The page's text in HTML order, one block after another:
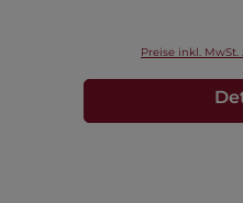
Preise inkl. MwSt.